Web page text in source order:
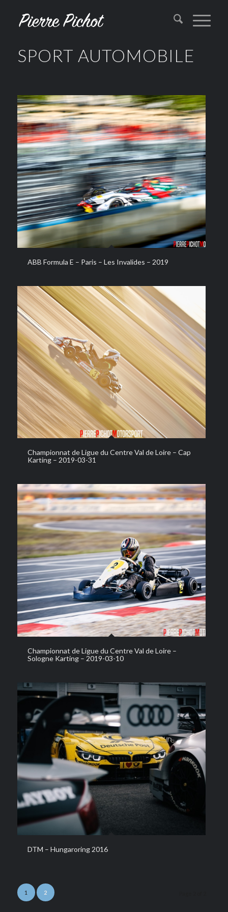
SPORT AUTOMOBILE
ABB Formula E – Paris – Les Invalides – 2019
Championnat de Ligue du Centre Val de Loire – Cap
Karting – 2019-03-31
Championnat de Ligue du Centre Val de Loire –
Sologne Karting – 2019-03-10
DTM – Hungaroring 2016
1 2